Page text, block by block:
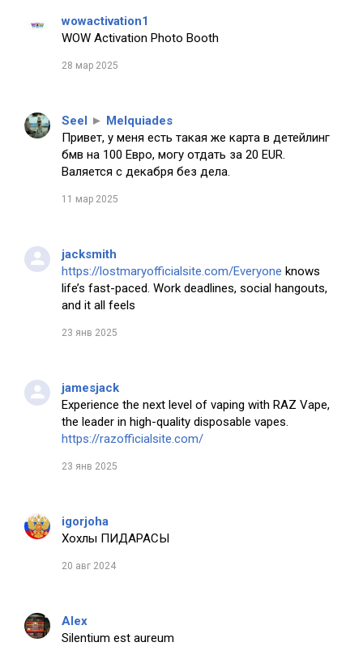
wowactivation1
WOW Activation Photo Booth
28 мар 2025
Seel ► Melquiades
Привет, у меня есть такая же карта в детейлинг
бмв на 100 Евро, могу отдать за 20 EUR.
Валяется с декабря без дела.
11 мар 2025
jacksmith
https://lostmaryofficialsite.com/Everyone knows
life’s fast-paced. Work deadlines, social hangouts,
and it all feels
23 янв 2025
jamesjack
Experience the next level of vaping with RAZ Vape,
the leader in high-quality disposable vapes.
https://razofficialsite.com/
23 янв 2025
igorjoha
Хохлы ПИДАРАСЫ
20 авг 2024
Alex
Silentium est aureum